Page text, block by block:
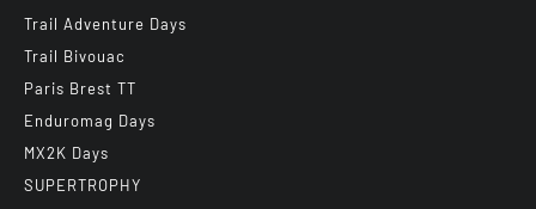
Trail Adventure Days
Trail Bivouac
Paris Brest TT
Enduromag Days
MX2K Days
SUPERTROPHY